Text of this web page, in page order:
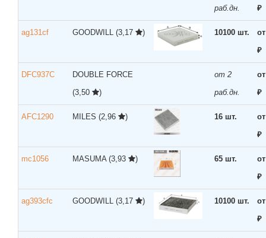
раб.дн. ₽
ag131cf GOODWILL (3,17 ) 10100 шт.
₽
DFC937C
DOUBLE FORCE
(3,50
)
от 2
раб.дн.
₽
AFC1290 MILES (2,96 ) 16 шт.
₽
mc1056 MASUMA (3,93 ) 65 шт.
₽
ag393cfc GOODWILL (3,17 ) 10100 шт.
₽